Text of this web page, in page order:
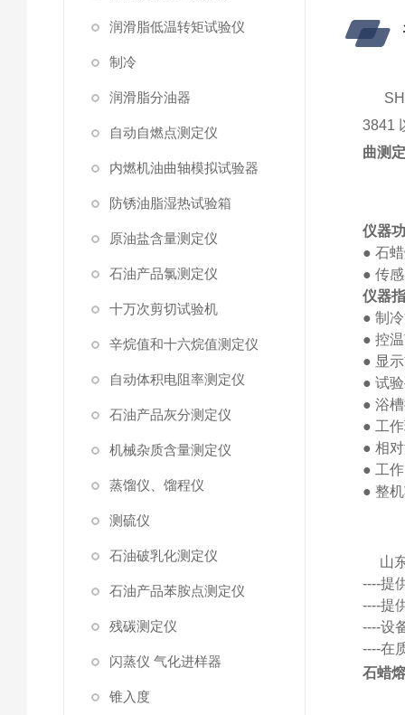
润滑脂低温转矩试验仪
制冷
润滑脂分油器
自动自燃点测定仪
内燃机油曲轴模拟试验器
防锈油脂湿热试验箱
原油盐含量测定仪
石油产品氯测定仪
十万次剪切试验机
辛烷值和十六烷值测定仪
自动体积电阻率测定仪
石油产品灰分测定仪
机械杂质含量测定仪
蒸馏仪、馏程仪
测硫仪
石油破乳化测定仪
石油产品苯胺点测定仪
残碳测定仪
闪蒸仪 气化进样器
锥入度
3841
曲测
仪器
●石
●传
仪器
●制
●控
● 显
●试
● 浴槽
● 工
●相
● 工
●整
山
----提
----提
----设
----在
石蜡